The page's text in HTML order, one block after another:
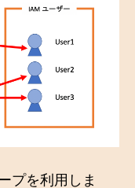
プを利用しま